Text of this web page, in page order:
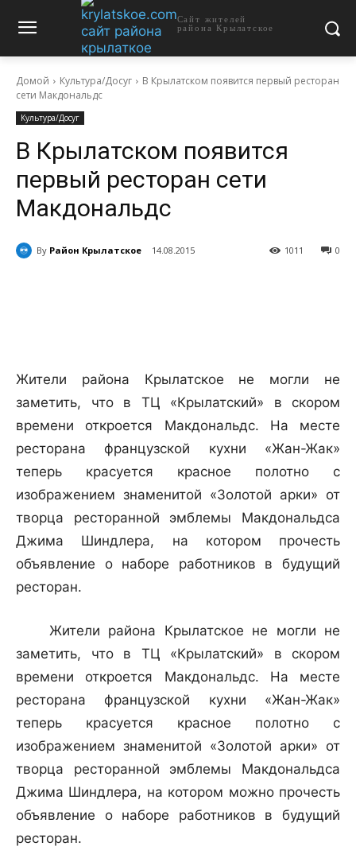
Сайт жителей
района Крылатское
Домой Культура/Досуг
В Крылатском появится первый ресторан
сети Макдональдс
Культура/Досуг
В Крылатском появится
первый ресторан сети
Макдональдс
By Район Крылатское 14.08.2015 0
1011
Жители района Крылатское не могли не
заметить, что в ТЦ «Крылатский» в скором
времени откроется Макдональдс. На месте
ресторана французской кухни «Жан-Жак»
теперь красуется красное полотно с
изображением знаменитой «Золотой арки» от
творца ресторанной эмблемы Макдональдса
Джима Шиндлера, на котором прочесть
объявление о наборе работников в будущий
ресторан.
Жители района Крылатское не могли не
заметить, что в ТЦ «Крылатский» в скором
времени откроется Макдональдс. На месте
ресторана французской кухни «Жан-Жак»
теперь красуется красное полотно с
изображением знаменитой «Золотой арки» от
творца ресторанной эмблемы Макдональдса
Джима Шиндлера, на котором можно прочесть
объявление о наборе работников в будущий
ресторан.